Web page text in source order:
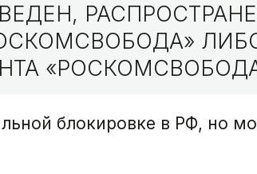
блокировке в РФ, но